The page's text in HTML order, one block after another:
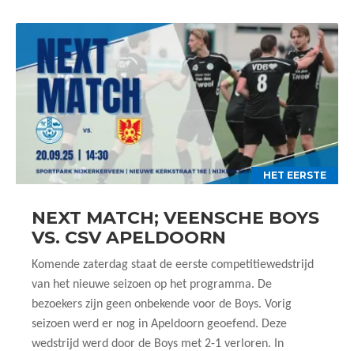
HET EERSTE
NEXT MATCH; VEENSCHE BOYS
VS. CSV APELDOORN
Komende zaterdag staat de eerste competitiewedstrijd
van het nieuwe seizoen op het programma. De
bezoekers zijn geen onbekende voor de Boys. Vorig
seizoen werd er nog in Apeldoorn geoefend. Deze
wedstrijd werd door de Boys met 2-1 verloren. In